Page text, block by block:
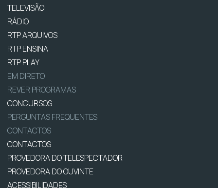
TELEVISÃO
RÁDIO
RTP ARQUIVOS
RTP ENSINA
RTP PLAY
EM DIRETO
REVER PROGRAMAS
CONCURSOS
PERGUNTAS FREQUENTES
CONTACTOS
CONTACTOS
PROVEDORA DO TELESPECTADOR
PROVEDORA DO OUVINTE
ACESSIBILIDADES